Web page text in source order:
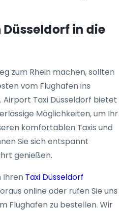
in die
zum Rhein machen, sollten
vom Flughafen ins
Taxi Düsseldorf bietet
Möglichkeiten, um Ihr
komfortablen Taxis und
Sie sich entspannt
genießen.
Ihren Taxi Düsseldorf
online oder rufen Sie uns
Flughafen zu bestellen. Wir